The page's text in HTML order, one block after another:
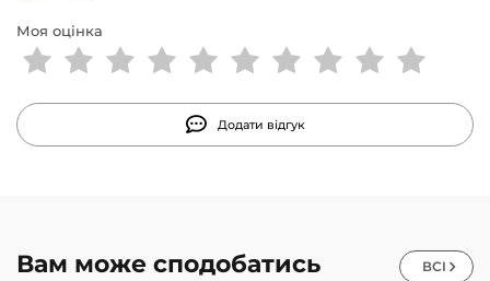
Моя оцінка
Додати відгук
Вам може сподобатись ВСІ